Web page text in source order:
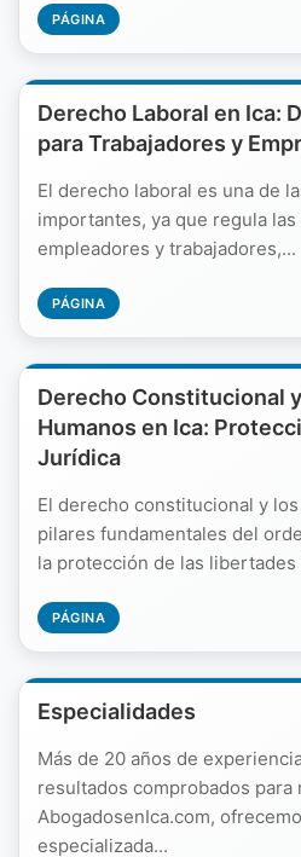
PÁGINA
Derecho Laboral en Ica:
para Trabajadores y
El derecho laboral es una de
importantes, ya que regula
empleadores y trabajadores,...
PÁGINA
Derecho Constitucional
Humanos en Ica:
Jurídica
El derecho constitucional y
pilares fundamentales del
la protección de las libertades
PÁGINA
Especialidades
Más de 20 años de
resultados comprobados para
AbogadosenIca.com,
especializada...